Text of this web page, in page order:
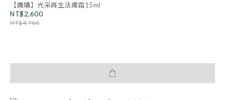
【團購】光采再生活膚霜15ml
NT$2,600
NT$4,760